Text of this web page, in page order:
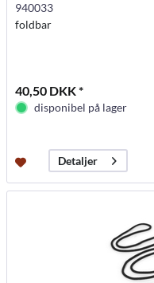
940033
foldbar
40,50 DKK *
disponibel på lager
Detaljer